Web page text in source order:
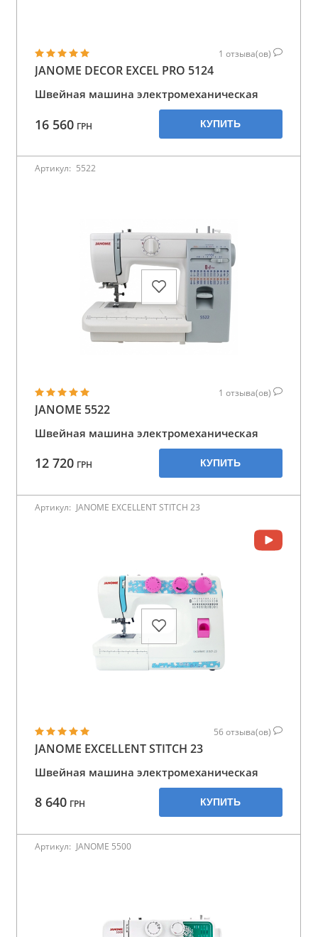
1 отзыва(ов)
JANOME DECOR EXCEL PRO 5124
Швейная машина электромеханическая
16 560 ГРН КУПИТЬ
Артикул: 5522
1 отзыва(ов)
JANOME 5522
Швейная машина электромеханическая
12 720 ГРН КУПИТЬ
Артикул: JANOME EXCELLENT STITCH 23
56отзыва(ов)
JANOME EXCELLENT STITCH 23
Швейная машина электромеханическая
8 640 ГРН КУПИТЬ
Артикул: JANOME 5500